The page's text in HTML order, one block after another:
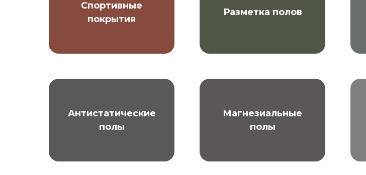
Спортивные
покрытия
Разметка полов
Антистатические
полы
Магнезиальные
полы